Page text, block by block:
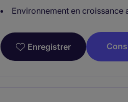
Environnement en
Enregistrer